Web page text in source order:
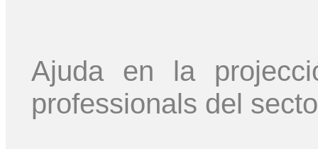
Ajuda en la
professionals del